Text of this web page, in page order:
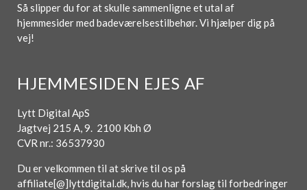
Så slipper du for at skulle sammenligne et utal af
hjemmesider med badeværelsestilbehør. Vi hjælper dig på
vej!
HJEMMESIDEN EJES AF
Lytt Digital ApS
Jagtvej 215 A, 9. 2100 Kbh Ø
CVR nr.: 36537930
Du er velkommen til at skrive til os på
affiliate[@]lyttdigital.dk, hvis du har forslag til forbedringer